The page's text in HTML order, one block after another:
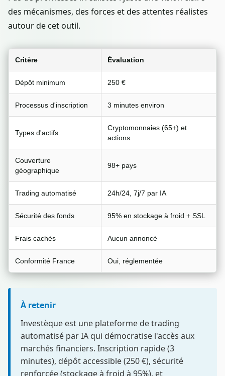
des mécanismes, des forces et des attentes réalistes
autour de cet outil.
Critère Évaluation
Dépôt minimum 250 €
Processus d'inscription 3 minutes environ
Types d'actifs
Cryptomonnaies (65+) et
actions
Couverture
géographique
98+ pays
Trading automatisé 24h/24, 7j/7 par IA
Sécurité des fonds 95% en stockage à froid + SSL
Frais cachés Aucun annoncé
Conformité France Oui, réglementée
À retenir
Investèque est une plateforme de trading
automatisé par IA qui démocratise l'accès aux
marchés financiers. Inscription rapide (3
minutes), dépôt accessible (250 €), sécurité
renforcée (stockage à froid à 95%), et